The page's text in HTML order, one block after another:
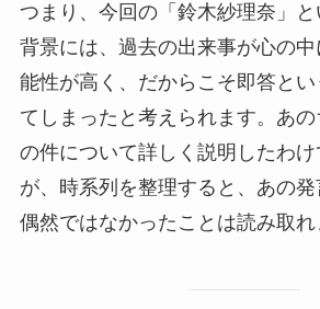
つまり、今回の「鈴木紗理奈」
背景には、過去の出来事が心の
能性が高く、だからこそ即答と
てしまったと考えられます。あ
の件について詳しく説明したわ
が、時系列を整理すると、あの
偶然ではなかったことは読み取れ